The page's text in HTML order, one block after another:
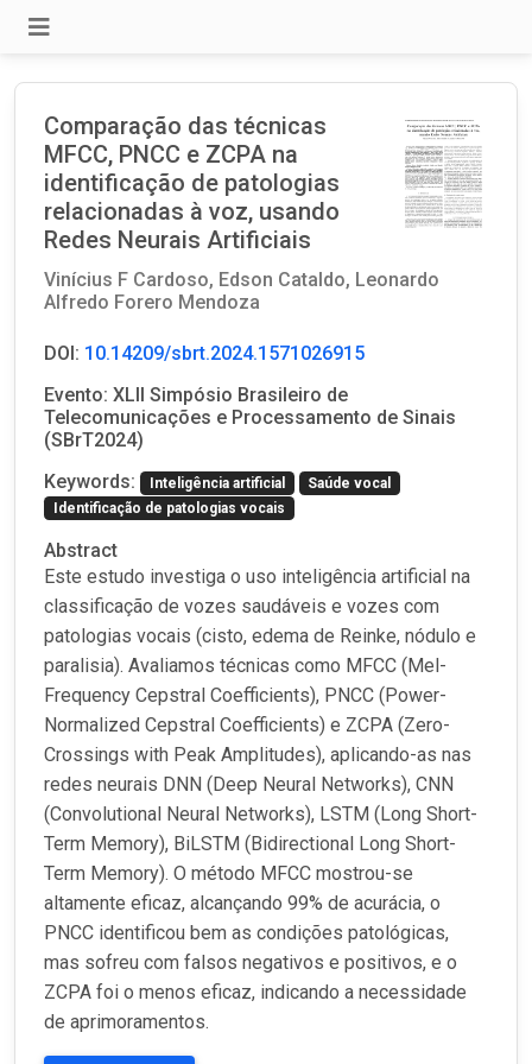
Comparação das técnicas
MFCC, PNCC e ZCPA na
identificação de patologias
relacionadas à voz, usando
Redes Neurais Artificiais
Vinícius F Cardoso, Edson Cataldo, Leonardo
Alfredo Forero Mendoza
DOI: 10.14209/sbrt.2024.1571026915
Evento: XLII Simpósio Brasileiro de
Telecomunicações e Processamento de Sinais
(SBrT2024)
Keywords:
Inteligência artificial
Saúde vocal
Identificação de patologias vocais
Abstract
Este estudo investiga o uso inteligência artificial na
classificação de vozes saudáveis e vozes com
patologias vocais (cisto, edema de Reinke, nódulo e
paralisia). Avaliamos técnicas como MFCC (Mel-
Frequency Cepstral Coefficients), PNCC (Power-
Normalized Cepstral Coefficients) e ZCPA (Zero-
Crossings with Peak Amplitudes), aplicando-as nas
redes neurais DNN (Deep Neural Networks), CNN
(Convolutional Neural Networks), LSTM (Long Short-
Term Memory), BiLSTM (Bidirectional Long Short-
Term Memory). O método MFCC mostrou-se
altamente eficaz, alcançando 99% de acurácia, o
PNCC identificou bem as condições patológicas,
mas sofreu com falsos negativos e positivos, e o
ZCPA foi o menos eficaz, indicando a necessidade
de aprimoramentos.